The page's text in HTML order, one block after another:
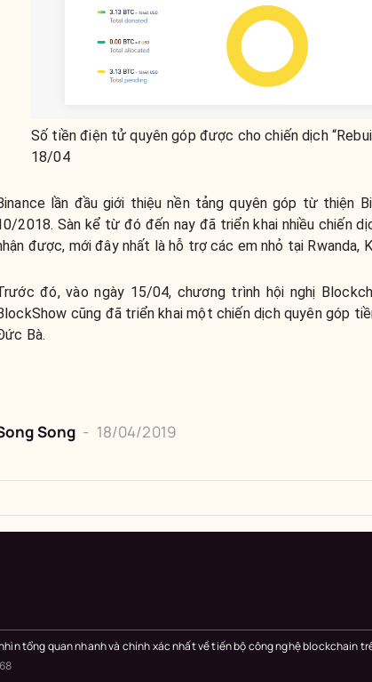
Số tiền điện tử quyên góp được cho chiến dịch
18/04
lần đầu giới thiệu nền tảng quyên góp từ thiện
2018. Sàn kể từ đó đến nay đã triển khai nhiều chiến
được, mới đây nhất là hỗ trợ các em nhỏ tại Rwanda,
đó, vào ngày 15/04, chương trình hội nghị
cũng đã triển khai một chiến dịch quyên góp
Bà.
Song - 18/04/2019
tổng quan nhanh và chính xác nhất về tiến bộ công nghệ blockchain